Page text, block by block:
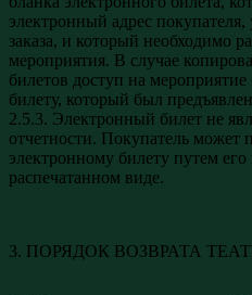
электронный адрес
заказа, и который необходимо
мероприятия. В случае
билетов доступ на
билету, который был
2.5.3. Электронный билет не
отчетности. Покупатель может
электронному билету путем его
распечатанном виде.
3. ПОРЯДОК ВОЗВРАТА